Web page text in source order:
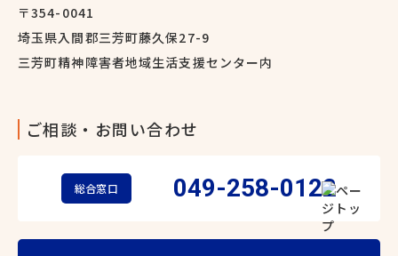
〒354-0041
埼玉県入間郡三芳町藤久保27-9
三芳町精神障害者地域生活支援センター内
ご相談・お問い合わせ
総合窓口 049-258-0122